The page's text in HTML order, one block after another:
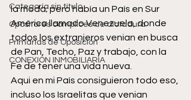
Categoría sin título
Opositores cómplices de dictadura
Primarias de Oposición
CONEXIÓN INMOBILIARIA
la moda; pero había un País en Sur
América llamado Venezuela, donde
todos los extranjeros venian en busca
de Pan, Techo, Paz y trabajo, con la
Fe de tener una vida nueva.
Aqui en mi País consiguieron todo eso,
incluso los Israelitas que venian